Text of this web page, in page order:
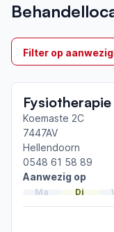
2008
Ik behandel
Op locatie &
netwerk
Twente
Afgeronde
ParkinsonNet
ParkinsonNet
ParkinsonNet
Filter op
Koemaste 2C
7447AV
Hellendoorn
0548 61 58 89
Aanwezig op
Ma Di